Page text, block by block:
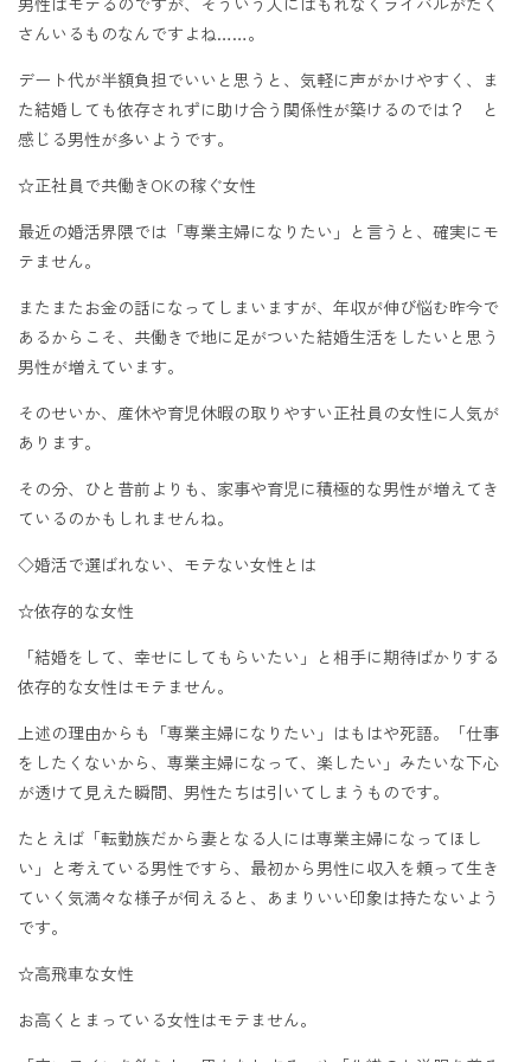
さんいるものなんですよね……。
デート代が半額負担でいいと思うと、気軽に声がかけやすく、ま
た結婚しても依存されずに助け合う関係性が築けるのでは？ と
感じる男性が多いようです。
☆正社員で共働きOKの稼ぐ女性
最近の婚活界隈では「専業主婦になりたい」と言うと、確実にモ
テません。
またまたお金の話になってしまいますが、年収が伸び悩む昨今で
あるからこそ、共働きで地に足がついた結婚生活をしたいと思う
男性が増えています。
そのせいか、産休や育児休暇の取りやすい正社員の女性に人気が
あります。
その分、ひと昔前よりも、家事や育児に積極的な男性が増えてき
ているのかもしれませんね。
◇婚活で選ばれない、モテない女性とは
☆依存的な女性
「結婚をして、幸せにしてもらいたい」と相手に期待ばかりする
依存的な女性はモテません。
上述の理由からも「専業主婦になりたい」はもはや死語。「仕事
をしたくないから、専業主婦になって、楽したい」みたいな下心
が透けて見えた瞬間、男性たちは引いてしまうものです。
たとえば「転勤族だから妻となる人には専業主婦になってほし
い」と考えている男性ですら、最初から男性に収入を頼って生き
ていく気満々な様子が伺えると、あまりいい印象は持たないよう
です。
☆高飛車な女性
お高くとまっている女性はモテません。